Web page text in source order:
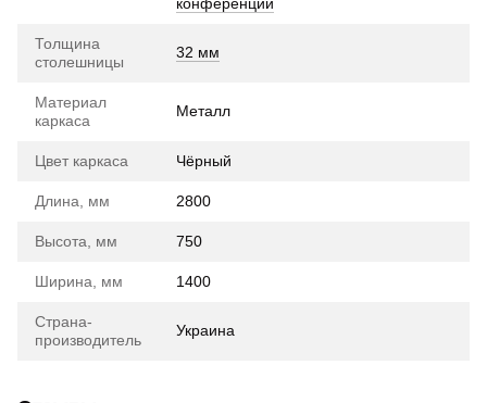
Толщина
столешницы
32 мм
Материал
каркаса
Металл
Цвет каркаса Чёрный
Длина, мм 2800
Высота, мм 750
Ширина, мм 1400
Страна-
производитель
Украина